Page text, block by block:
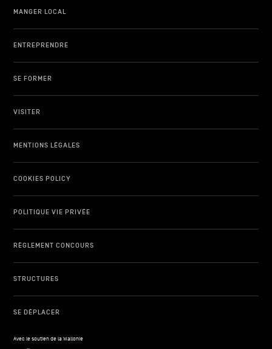
MANGER LOCAL
ENTREPRENDRE
SE FORMER
VISITER
MENTIONS LÉGALES
COOKIES POLICY
POLITIQUE VIE PRIVÉE
RÈGLEMENT CONCOURS
STRUCTURES
SE DÉPLACER
Avec le soutien de la Wallonie